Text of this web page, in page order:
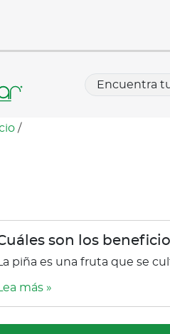
/
son los
piña es una fruta que se
más »